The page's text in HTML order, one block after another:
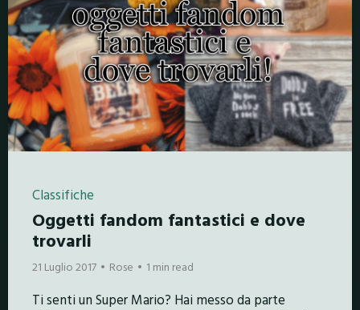
Classifiche
Oggetti fandom fantastici e dove
trovarli
21 Luglio 2017 Rose 1 min read
Ti senti un Super Mario? Hai messo da parte